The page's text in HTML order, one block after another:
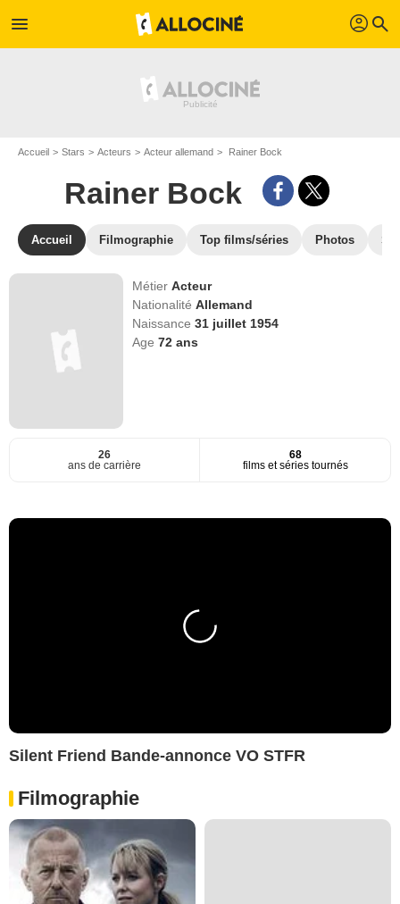
menu profil search
Accueil Stars Acteurs Acteur allemand Rainer Bock
Rainer Bock
Accueil Filmographie Top films/séries Photos
MétierActeur
NationalitéAllemand
Naissance31 juillet 1954
Age72 ans
26
ans de carrière
68
films et séries tournés
Silent Friend Bande-annonce VO STFR
Filmographie